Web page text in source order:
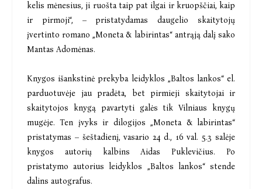
kelis mėnesius, ji ruošta taip pat ilgai ir kruopščiai, kaip
ir pirmoji“, – pristatydamas daugelio skaitytojų
įvertinto romano „Moneta & labirintas“ antrąją dalį sako
Mantas Adomėnas.
Knygos išankstinė prekyba leidyklos „Baltos lankos“ el.
parduotuvėje jau pradėta, bet pirmieji skaitytojai ir
skaitytojos knygą pavartyti galės tik Vilniaus knygų
mugėje. Ten įvyks ir dilogijos „Moneta & labirintas“
pristatymas – šeštadienį, vasario 24 d., 16 val. 5.3 salėje
knygos autorių kalbins Aidas Puklevičius. Po
pristatymo autorius leidyklos „Baltos lankos“ stende
dalins autografus.